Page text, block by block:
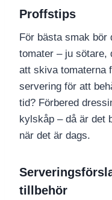
Proffstips
För bästa smak bör
tomater – ju sötare,
att skiva tomaterna
servering för att
tid? Förbered
kylskåp – då är det
när det är dags.
tillbehör